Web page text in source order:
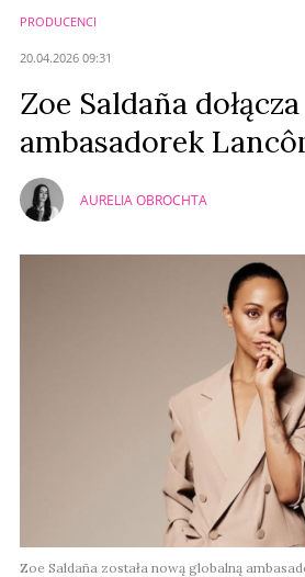
PRODUCENCI
20.04.2026 09:31
Zoe Saldaña
ambasadorek
AURELIA OBROCHTA
Zoe Saldaña została nową globalną